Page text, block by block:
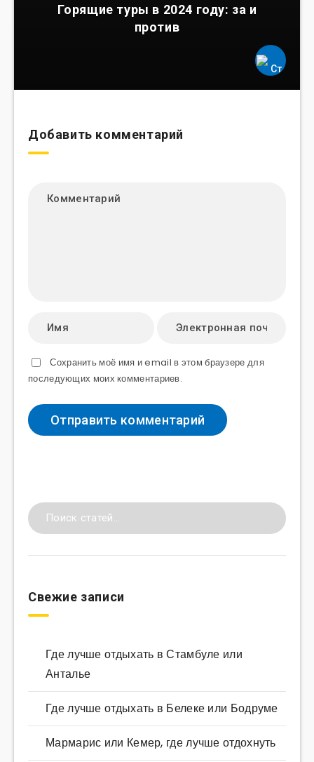
Горящие туры в 2024 году: за и
против
Добавить комментарий
Сохранить моё имя и email в этом браузере для
последующих моих комментариев.
Свежие записи
Где лучше отдыхать в Стамбуле или
Анталье
Где лучше отдыхать в Белеке или Бодруме
Мармарис или Кемер, где лучше отдохнуть